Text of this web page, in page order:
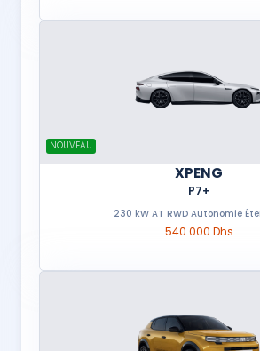
NOUVEAU
XPENG
P7+
230 kW AT RWD Autonomie
540 000 Dhs